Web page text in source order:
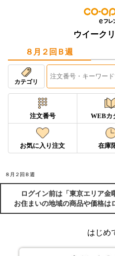
ウイーク
８月２回Ｂ週
カテゴリ
注文番号 WEBカ
お気に入り注文 在庫
８月２回Ｂ週
ログイン前は「東京エリア金
お住まいの地域の商品や価格は
はじめ